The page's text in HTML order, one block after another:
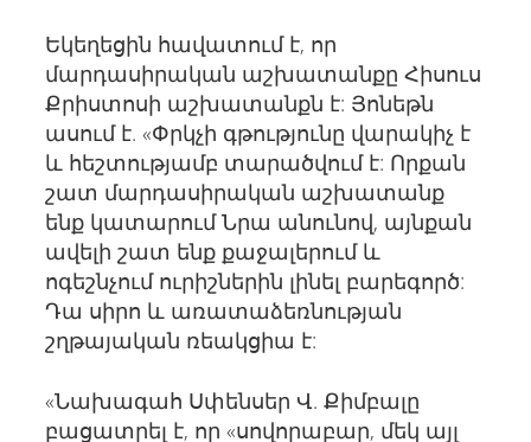
Եկեղեցին հավատում է, որ
մարդասիրական աշխատանքը Հիսուս
Քրիստոսի աշխատանքն է: Յոնեթն
ասում է. «Փրկչի գթությունը վարակիչ է
և հեշտությամբ տարածվում է: Որքան
շատ մարդասիրական աշխատանք
ենք կատարում Նրա անունով, այնքան
ավելի շատ ենք քաջալերում և
ոգեշնչում ուրիշներին լինել բարեգործ:
Դա սիրո և առատաձեռնության
շղթայական ռեակցիա է:
«Նախագահ Սփենսեր Վ. Քիմբալը
բացատրել է, որ «սովորաբար, մեկ այլ